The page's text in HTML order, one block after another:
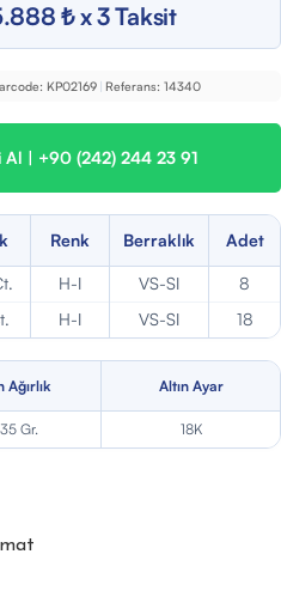
₺ x 3 Taksit
KP02169 | Referans: 14340
| +90 (242) 244 23 91
Renk Berraklık Adet
H-I VS-SI
8
H-I VS-SI 18
Ağırlık Altın Ayar
Gr. 18K